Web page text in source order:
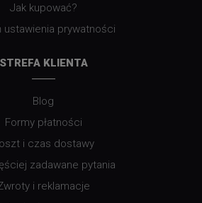
Jak kupować?
ustawienia prywatności
STREFA KLIENTA
Blog
Formy płatności
i czas dostawy
zadawane pytania
i reklamacje